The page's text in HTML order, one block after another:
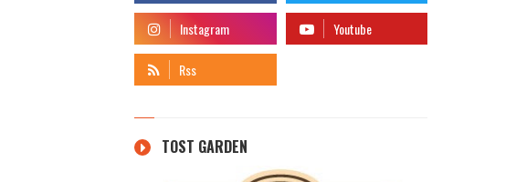
TOST GARDEN